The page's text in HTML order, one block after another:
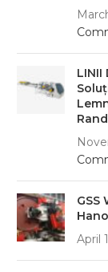
LINII
GSS
April